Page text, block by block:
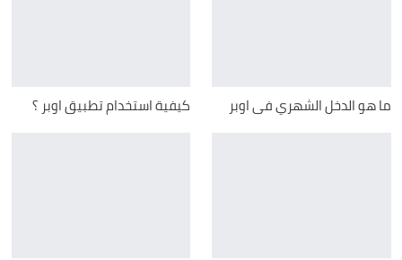
ما هو الدخل الشهري فى اوبر كيفية استخدام تطبيق اوبر ؟